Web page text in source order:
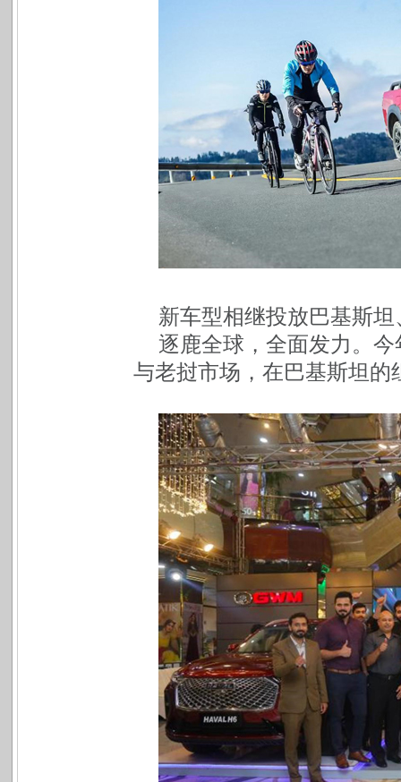
新车型相继投放巴基斯
逐鹿全球，全面发力。
与老挝市场，在巴基斯坦